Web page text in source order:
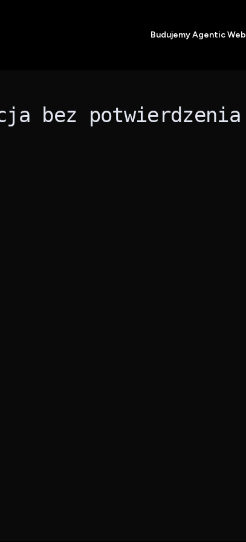
Budujemy Agentic Web
bez potwierdzenia